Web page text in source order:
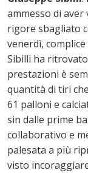
ammesso di
rigore sbagliato
venerdì,
Sibilli ha
prestazioni è
quantità di tiri
61 palloni e
sin dalle prime
collaborativo e
palesata a più
visto